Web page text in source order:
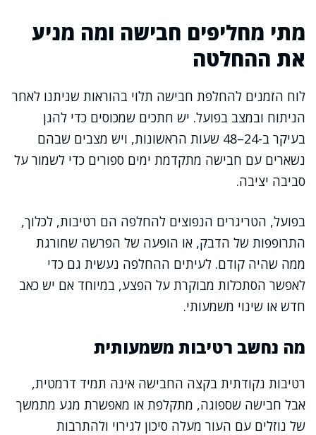
מתי מחליפים חבישה ומה מניע
את ההחלטה
לוח הזמנים להחלפת חבישה תלוי בהוראות שניתנו לאחר
הניתוח ובמצב בפועל. יש חתכים שמכוסים כדי להגן
בעיקר ב-24–48 שעות הראשונות, ויש מצבים שבהם
נשארים עם חבישה מתקדמת ימים ספורים כדי לשמור על
סביבה יציבה.
בפועל, הטריגרים הנפוצים להחלפה הם רטיבות, לכלוך,
התרופפות של הדבק, או הופעה של הפרשה שחורגת
ממה שהיה קודם. לעיתים ההחלפה נעשית גם כדי
לאפשר הסתכלות מבוקרת על הפצע, במיוחד אם יש כאב
חדש או שינוי משמעותי.
מה נחשב רטיבות משמעותית
רטיבות נקודתית בקצה החבישה אינה תמיד דרמטית,
אבל חבישה שספוגה, מתקלפת או מאפשרת מגע מתמשך
של נוזלים עם העור מעלה סיכון לגירוי ולהתרבות